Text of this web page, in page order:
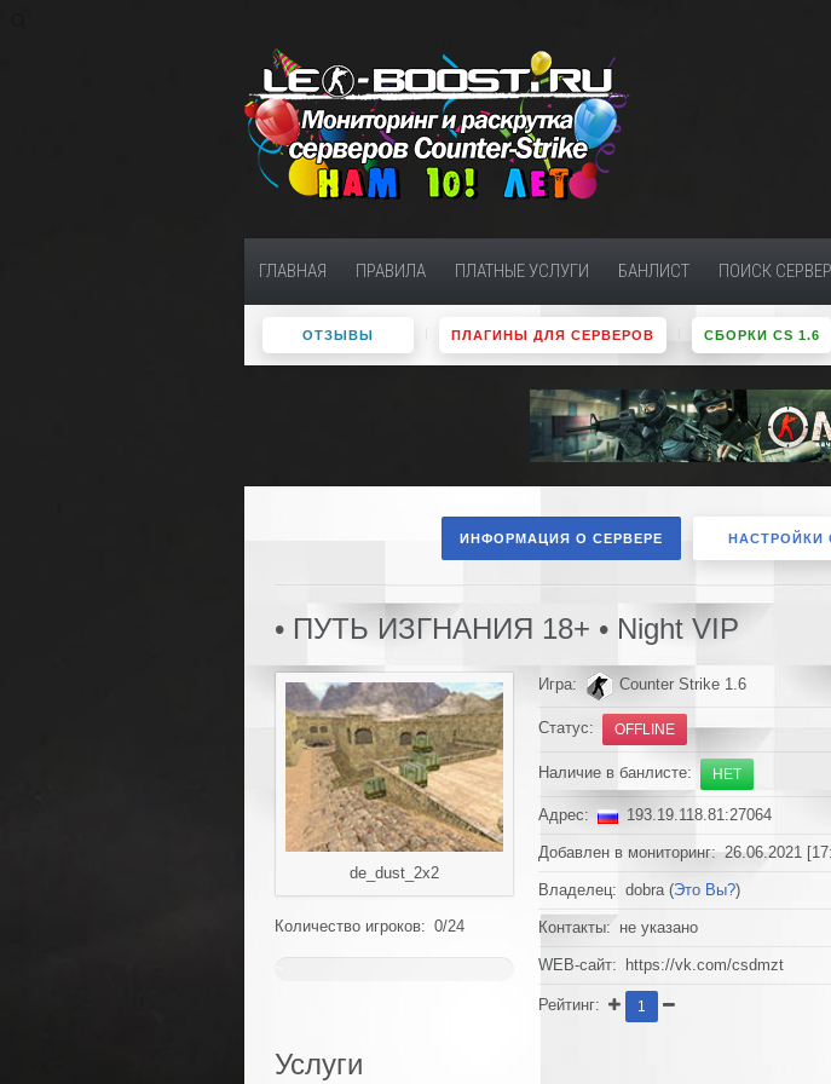
ГЛАВНАЯ ПРАВИЛА ПЛАТНЫЕ УСЛУГИ БАНЛИСТ ПОИСК
ОТЗЫВЫ ПЛАГИНЫ ДЛЯ СЕРВЕРОВ СБОРКИ CS 1.6
ИНФОРМАЦИЯ О СЕРВЕРЕ НАСТРОЙКИ
• ПУТЬ ИЗГНАНИЯ 18+ • Night VIP
de_dust_2x2
Количество игроков: 0/24
Игра: Counter Strike 1.6
Статус: OFFLINE
Наличие в банлисте: НЕТ
Адрес: 193.19.118.81:27064
Добавлен в мониторинг: 26.06.2021
Владелец: dobra (Это Вы?)
Контакты: не указано
WEB-сайт: https://vk.com/csdmzt
Рейтинг: 1
Услуги